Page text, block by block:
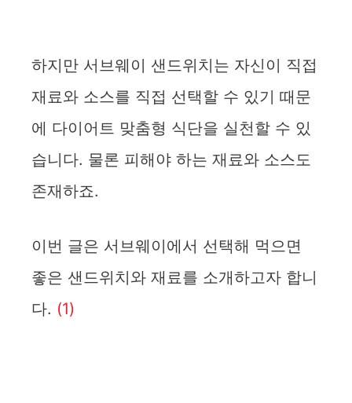
하지만 서브웨이 샌드위치는 자신이 직접
재료와 소스를 직접 선택할 수 있기 때문
에 다이어트 맞춤형 식단을 실천할 수 있
습니다. 물론 피해야 하는 재료와 소스도
존재하죠.
이번 글은 서브웨이에서 선택해 먹으면
좋은 샌드위치와 재료를 소개하고자 합니
다. (1)